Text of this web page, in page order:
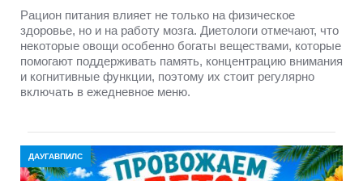
Рацион питания влияет не только на физическое
здоровье, но и на работу мозга. Диетологи отмечают, что
некоторые овощи особенно богаты веществами, которые
помогают поддерживать память, концентрацию внимания
и когнитивные функции, поэтому их стоит регулярно
включать в ежедневное меню.
ДАУГАВПИЛС